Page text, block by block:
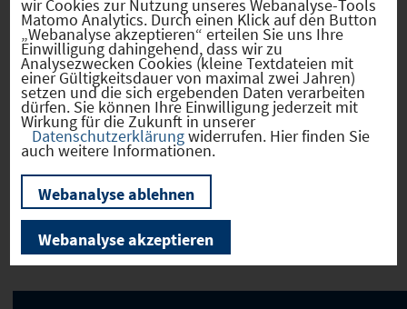
Sozialvers. Beschäftigte
Verkehrsinfrastruktur
Kommunale Infrastruktur
wir Cookies zur Nutzung unseres Webanalyse-Tools
Matomo Analytics. Durch einen Klick auf den Button
„Webanalyse akzeptieren“ erteilen Sie uns Ihre
Einwilligung dahingehend, dass wir zu
Analysezwecken Cookies (kleine Textdateien mit
einer Gültigkeitsdauer von maximal zwei Jahren)
setzen und die sich ergebenden Daten verarbeiten
dürfen. Sie können Ihre Einwilligung jederzeit mit
Wirkung für die Zukunft in unserer
Datenschutzerklärungwiderrufen. Hier finden Sie
auch weitere Informationen.
Webanalyse ablehnen
Webanalyse akzeptieren